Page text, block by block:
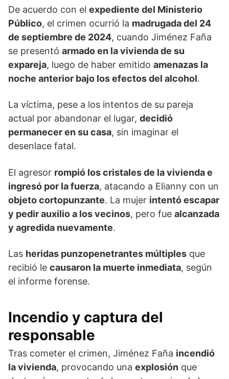
De acuerdo con el expediente del Ministerio
Público, el crimen ocurrió la madrugada del 24
de septiembre de 2024, cuando Jiménez Faña
se presentó armado en la vivienda de su
expareja, luego de haber emitido amenazas la
noche anterior bajo los efectos del alcohol.
La víctima, pese a los intentos de su pareja
actual por abandonar el lugar, decidió
permanecer en su casa, sin imaginar el
desenlace fatal.
El agresor rompió los cristales de la vivienda e
ingresó por la fuerza, atacando a Elianny con un
objeto cortopunzante. La mujer intentó escapar
y pedir auxilio a los vecinos, pero fue alcanzada
y agredida nuevamente.
Las heridas punzopenetrantes múltiples que
recibió le causaron la muerte inmediata, según
el informe forense.
Incendio y captura del
responsable
Tras cometer el crimen, Jiménez Faña incendió
la vivienda, provocando una explosión que